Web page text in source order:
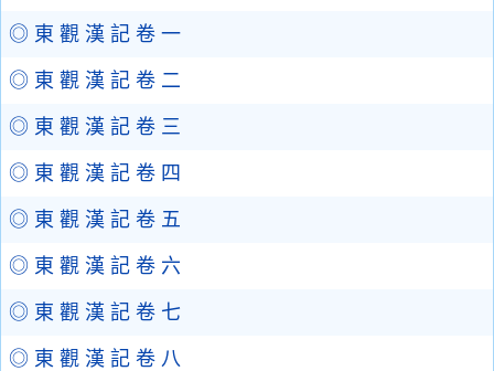
◎ 東 觀 漢 記 卷 一
◎ 東 觀 漢 記 卷 二
◎ 東 觀 漢 記 卷 三
◎ 東 觀 漢 記 卷 四
◎ 東 觀 漢 記 卷 五
◎ 東 觀 漢 記 卷 六
◎ 東 觀 漢 記 卷 七
◎ 東 觀 漢 記 卷 八